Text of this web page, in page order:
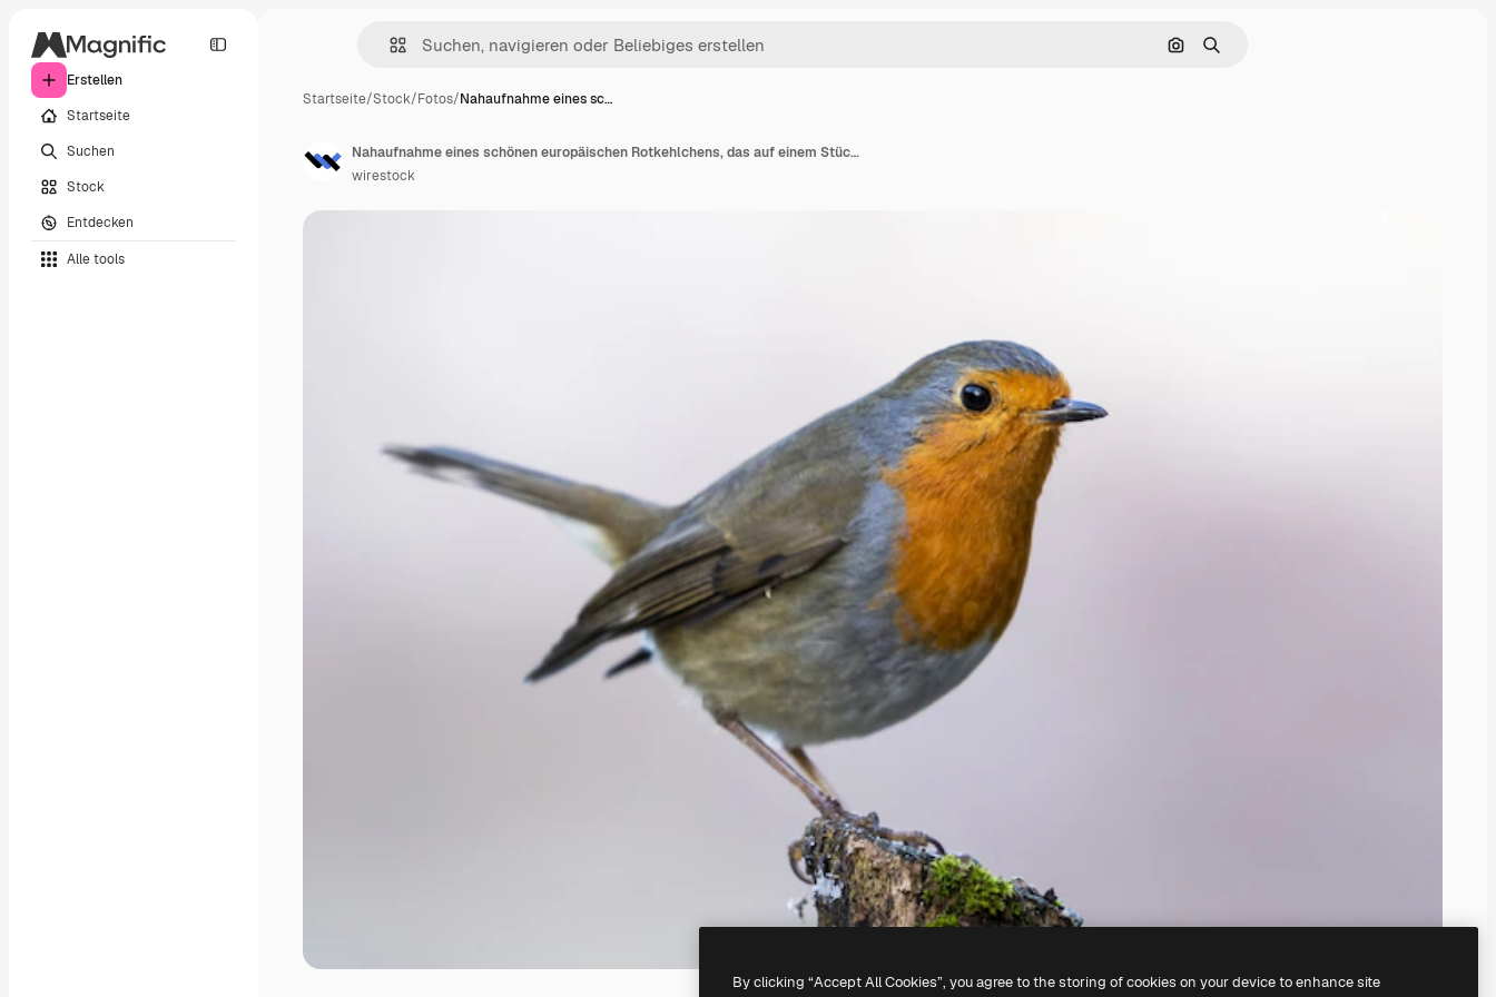
Erstellen
Startseite
Suchen
Stock
Entdecken
Alle tools
Nach Bild suchen
Suchen
Startseite/Stock/Fotos/Nahaufnahme eines sc…
Nahaufnahme eines schönen europäischen Rotkehlchens, das auf einem Stück Holz sitzt
wirestock
By clicking “Accept All Cookies”, you agree to the storing of cookies on your device to enhance site